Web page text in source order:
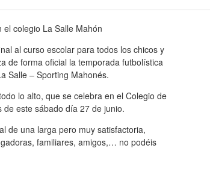
colegio La Salle Mahón
al curso escolar para todos los chicos y
de forma oficial la temporada futbolística
Salle – Sporting Mahonés.
lo alto, que se celebra en el Colegio de
este sábado día 27 de junio.
de una larga pero muy satisfactoria,
familiares, amigos,… no podéis